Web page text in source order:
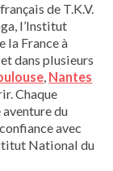
de T.K.V.
l’Institut
la France à
dans plusieurs
, Nantes
Chaque
aventure du
avec
National du